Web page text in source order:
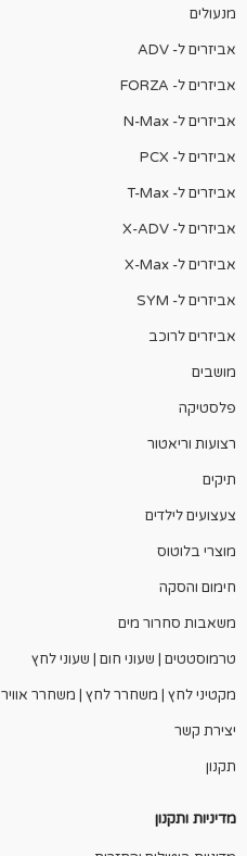
מנעולים
אביזרים ל- ADV
אביזרים ל- FORZA
אביזרים ל- N-Max
אביזרים ל- PCX
אביזרים ל- T-Max
אביזרים ל- X-ADV
אביזרים ל- X-Max
אביזרים ל- SYM
אביזרים לרוכב
מושבים
פלסטיקה
רצועות וריאטור
תיקים
צעצועים לילדים
מוצרי בלוטוס
חימום והסקה
משאבות סחרור מים
טרמוסטטים | שעוני חום | שעוני לחץ
מקטיני לחץ | משחרר לחץ | משחרר אוויר
יצירת קשר
תקנון
מדיניות ותקנון